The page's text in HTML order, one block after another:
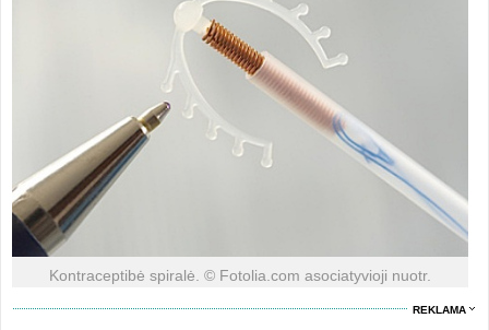
Kontraceptibė spiralė. © Fotolia.com asociatyvioji nuotr.
REKLAMA